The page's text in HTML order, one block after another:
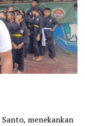
menekankan